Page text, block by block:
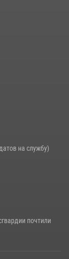
на службу)
почтили